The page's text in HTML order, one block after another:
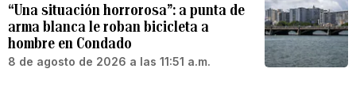
“Una situación horrorosa”: a punta de
arma blanca le roban bicicleta a
hombre en Condado
8 de agosto de 2026 a las 11:51 a.m.